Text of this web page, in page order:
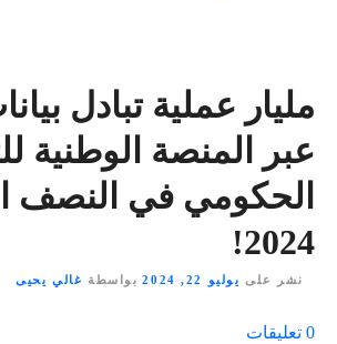
مليار عملية تبادل
عبر المنصة الوطنية
الحكومي في النصف
2024!
نشر على يوليو 22, 2024 بواسطة غالي يحيى
0 تعليقات